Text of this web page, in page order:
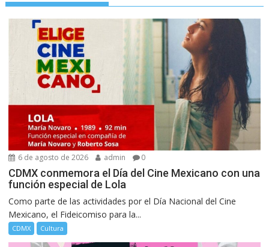
6 de agosto de 2026 admin 0
CDMX conmemora el Día del Cine Mexicano con una
función especial de Lola
Como parte de las actividades por el Día Nacional del Cine
Mexicano, el Fideicomiso para la...
CDMX Cultura